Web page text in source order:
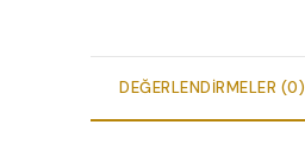
DEĞERLENDIRMELER (0)